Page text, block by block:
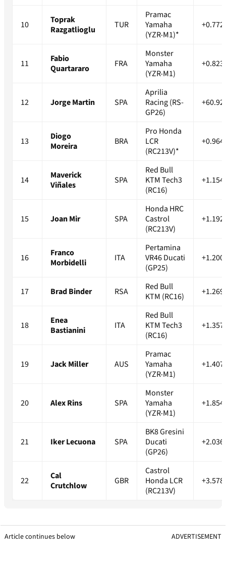
10
Toprak
Razgatlioglu
TUR
Pramac
Yamaha
(YZR-M1)*
11
Fabio
Quartararo
FRA
Monster
Yamaha
(YZR-M1)
12 Jorge Martin SPA
Aprilia
Racing (RS-
GP26)
13
Diogo
Moreira
BRA
Pro Honda
LCR
(RC213V)*
14
Maverick
Viñales
SPA
Red Bull
KTM Tech3
(RC16)
15 Joan Mir SPA
Honda HRC
Castrol
(RC213V)
16
Franco
Morbidelli
ITA
Pertamina
VR46 Ducati
(GP25)
17 Brad Binder RSA
Red Bull
KTM (RC16)
18
Enea
Bastianini
ITA
Red Bull
KTM Tech3
(RC16)
19 Jack Miller AUS
Pramac
Yamaha
(YZR-M1)
20 Alex Rins SPA
Monster
Yamaha
(YZR-M1)
21 Iker Lecuona SPA
BK8 Gresini
Ducati
(GP26)
22
Cal
Crutchlow
GBR
Castrol
Honda LCR
(RC213V)
Article continues below ADVERTISEMENT